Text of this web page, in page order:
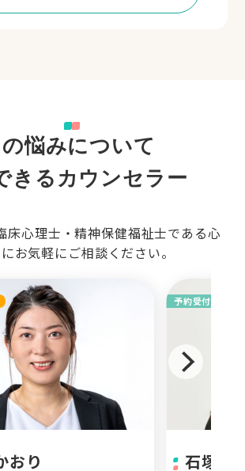
悩みについて
きるカウンセラー
床心理士・精神保健福祉士である心
お気軽にご相談ください。
り
予約受付中
石塚智